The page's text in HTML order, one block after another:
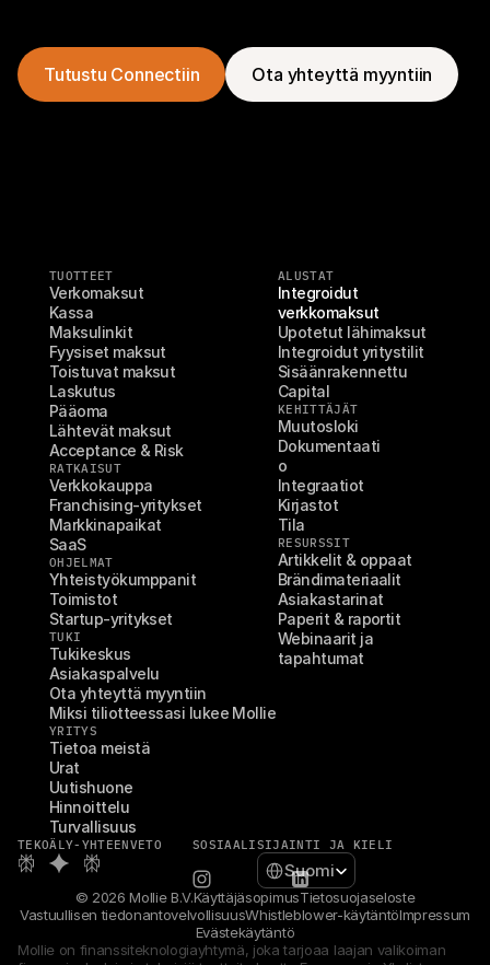
Tutustu Connectiin Ota yhteyttä myyntiin
TUOTTEET
Verkomaksut
Kassa
Maksulinkit
Fyysiset maksut
Toistuvat maksut
Laskutus
Pääoma
Lähtevät maksut
Acceptance & Risk
RATKAISUT
Verkkokauppa
Franchising-yritykset
Markkinapaikat
SaaS
OHJELMAT
Yhteistyökumppanit
Toimistot
Startup-yritykset
TUKI
Tukikeskus
Asiakaspalvelu
Ota yhteyttä myyntiin
Miksi tiliotteessasi lukee Mollie
YRITYS
Tietoa meistä
Urat
Uutishuone
Hinnoittelu
Turvallisuus
ALUSTAT
Integroidut
verkkomaksut
Upotetut lähimaksut
Integroidut yritystilit
Sisäänrakennettu
Capital
KEHITTÄJÄT
Muutosloki
Dokumentaati
o
Integraatiot
Kirjastot
Tila
RESURSSIT
Artikkelit & oppaat
Brändimateriaalit
Asiakastarinat
Paperit & raportit
Webinaarit ja
tapahtumat
TEKOÄLY-YHTEENVETO SOSIAALISIJAINTI JA KIELI
Select Language
Suomi
© 2026 Mollie B.V.KäyttäjäsopimusTietosuojaseloste
Vastuullisen tiedonantovelvollisuusWhistleblower-käytäntöImpressum
Evästekäytäntö
Mollie on finanssiteknologiayhtymä, joka tarjoaa laajan valikoiman